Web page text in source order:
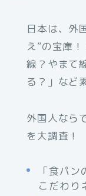
日本は、外
え”の宝庫
線？やまて
る？」など
外国人なら
を大調査！
「食パ
こだわり